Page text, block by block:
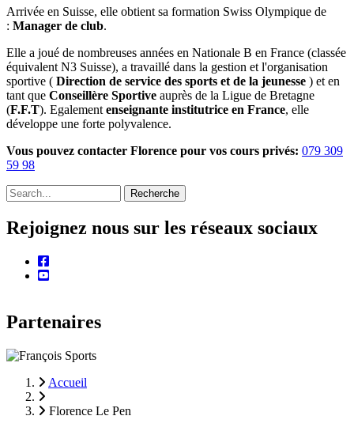
Arrivée en Suisse, elle obtient sa formation Swiss Olympique de
: Manager de club.
Elle a joué de nombreuses années en Nationale B en France (classée
équivalent N3 Suisse), a travaillé dans la gestion et l'organisation
sportive ( Direction de service des sports et de la jeunesse ) et en
tant que Conseillère Sportive auprès de la Ligue de Bretagne
(F.F.T). Egalement enseignante institutrice en France, elle
développe une forte polyvalence.
Vous pouvez contacter Florence pour vos cours privés: 079 309
59 98
Recherche
Rejoignez nous sur les réseaux sociaux
facebook
youtube
Partenaires
Fil
Accueil
Florence Le Pen